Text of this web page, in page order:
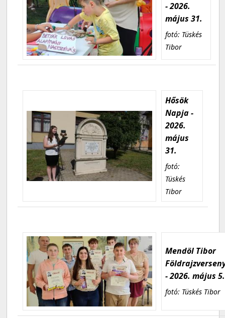
- 2026.
május 31.
fotó: Tüskés
Tibor
Hősök
Napja -
2026.
május
31.
fotó:
Tüskés
Tibor
Mendöl Tibor
- 2026. május 5.
fotó: Tüskés Tibor